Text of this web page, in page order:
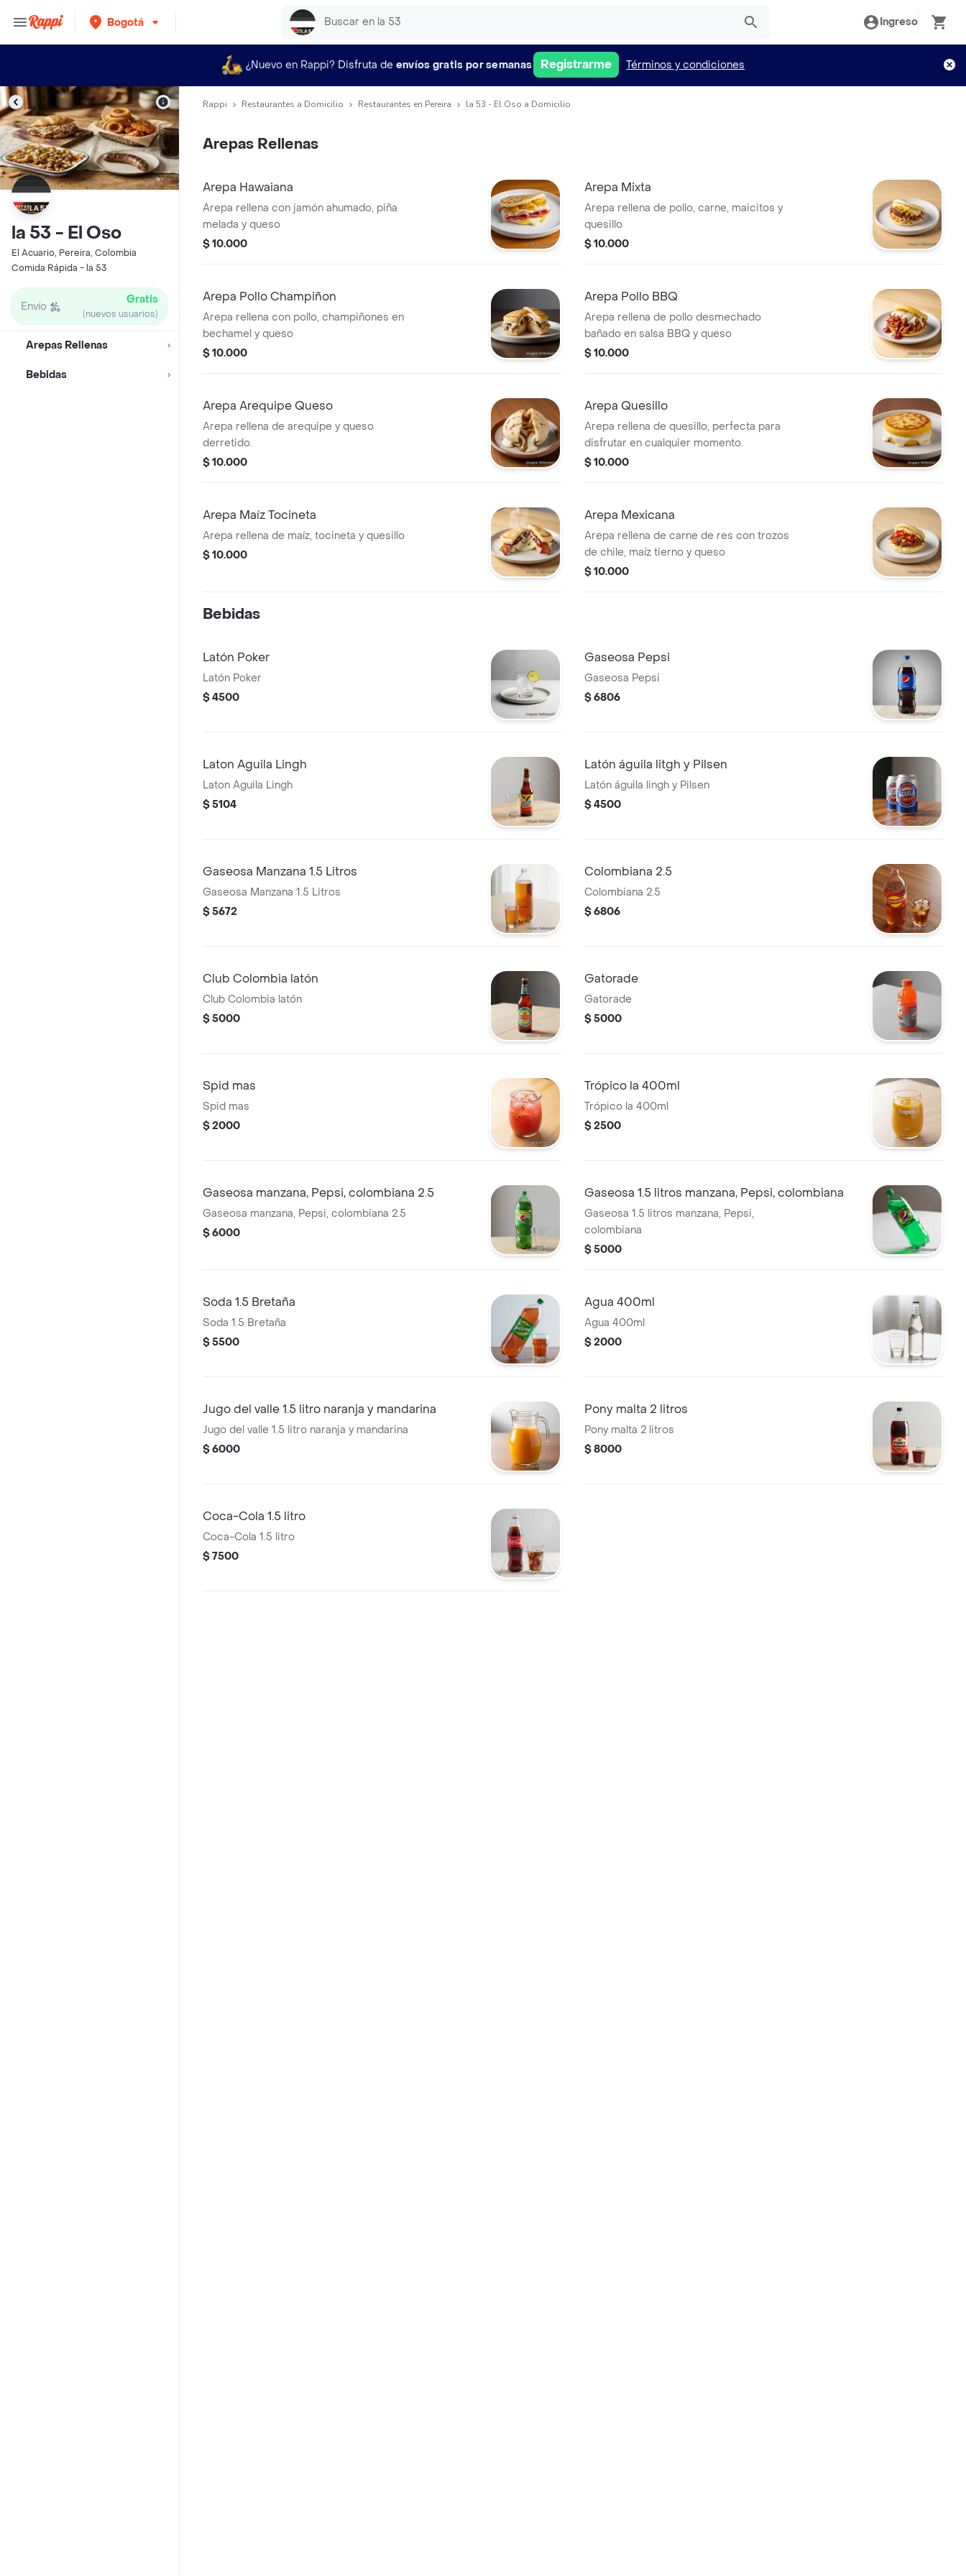
Bogotá Ingreso
¿Nuevo en Rappi? Disfruta de envíos gratis por semanas Registrarme Términos y condiciones
la 53 - El Oso
El Acuario, Pereira, Colombia
Comida Rápida - la 53
Envío Gratis
(nuevos usuarios)
Arepas Rellenas
Bebidas
Rappi Restaurantes a Domicilio Restaurantes en Pereira la 53 - El Oso a Domicilio
Arepas Rellenas
Arepa Hawaiana
Arepa rellena con jamón ahumado, piña
melada y queso
$ 10.000
Arepa Mixta
Arepa rellena de pollo, carne, maicitos y
quesillo
$ 10.000
Arepa Pollo Champiñon
Arepa rellena con pollo, champiñones en
bechamel y queso
$ 10.000
Arepa Pollo BBQ
Arepa rellena de pollo desmechado
bañado en salsa BBQ y queso
$ 10.000
Arepa Arequipe Queso
Arepa rellena de arequipe y queso
derretido.
$ 10.000
Arepa Quesillo
Arepa rellena de quesillo, perfecta para
disfrutar en cualquier momento.
$ 10.000
Arepa Maíz Tocineta
Arepa rellena de maíz, tocineta y quesillo
$ 10.000
Arepa Mexicana
Arepa rellena de carne de res con trozos
de chile, maíz tierno y queso
$ 10.000
Bebidas
Latón Poker
Latón Poker
$ 4500
Gaseosa Pepsi
Gaseosa Pepsi
$ 6806
Laton Aguila Lingh
Laton Aguila Lingh
$ 5104
Latón águila litgh y Pilsen
Latón águila lingh y Pilsen
$ 4500
Gaseosa Manzana 1.5 Litros
Gaseosa Manzana 1.5 Litros
$ 5672
Colombiana 2.5
Colombiana 2.5
$ 6806
Club Colombia latón
Club Colombia latón
$ 5000
Gatorade
Gatorade
$ 5000
Spid mas
Spid mas
$ 2000
Trópico la 400ml
Trópico la 400ml
$ 2500
Gaseosa manzana, Pepsi, colombiana 2.5
Gaseosa manzana, Pepsi, colombiana 2.5
$ 6000
Gaseosa 1.5 litros manzana, Pepsi, colombiana
Gaseosa 1.5 litros manzana, Pepsi,
colombiana
$ 5000
Soda 1.5 Bretaña
Soda 1.5 Bretaña
$ 5500
Agua 400ml
Agua 400ml
$ 2000
Jugo del valle 1.5 litro naranja y mandarina
Jugo del valle 1.5 litro naranja y mandarina
$ 6000
Pony malta 2 litros
Pony malta 2 litros
$ 8000
Coca-Cola 1.5 litro
Coca-Cola 1.5 litro
$ 7500